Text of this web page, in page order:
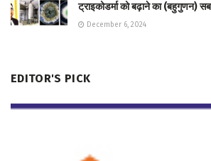
ट्राइकोडर्मा को बढ़ाने का (बहुगुणन)
December 6, 2024
EDITOR'S PICK